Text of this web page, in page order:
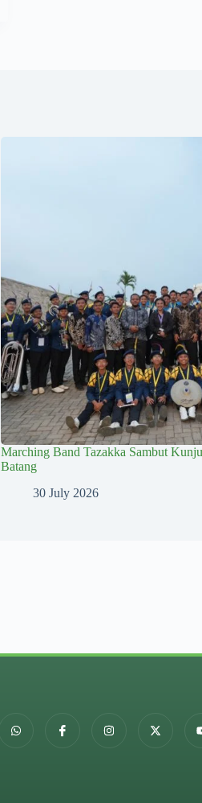
Marching Band Tazakka Sambut
Batang
30 July 2026